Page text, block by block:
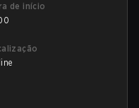
de início